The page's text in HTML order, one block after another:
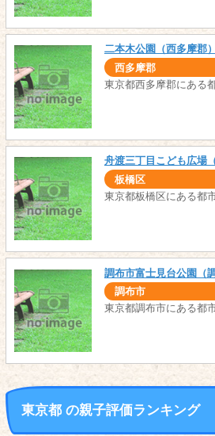
二本木公園（西多摩郡）
西多摩郡
東京都西多摩郡にある
舟渡三丁目こども広場
板橋区
東京都板橋区にある都
調布市富士見台公園（調
調布市
東京都調布市にある都
東京都 の親子評価ランキング